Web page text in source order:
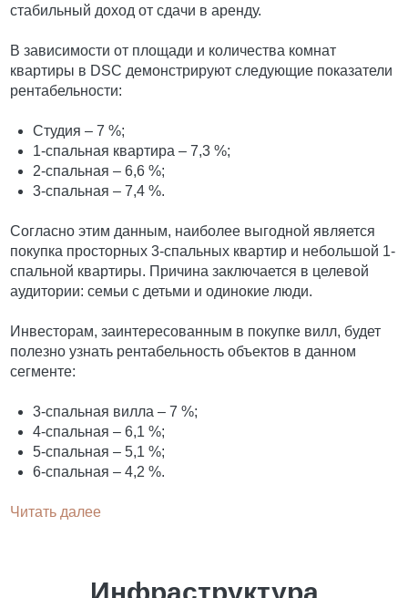
стабильный доход от сдачи в аренду.
В зависимости от площади и количества комнат
квартиры в DSC демонстрируют следующие показатели
рентабельности:
Студия – 7 %;
1-спальная квартира – 7,3 %;
2-спальная – 6,6 %;
3-спальная – 7,4 %.
Согласно этим данным, наиболее выгодной является
покупка просторных 3-спальных квартир и небольшой 1-
спальной квартиры. Причина заключается в целевой
аудитории: семьи с детьми и одинокие люди.
Инвесторам, заинтересованным в покупке вилл, будет
полезно узнать рентабельность объектов в данном
сегменте:
3-спальная вилла – 7 %;
4-спальная – 6,1 %;
5-спальная – 5,1 %;
6-спальная – 4,2 %.
Читать далее